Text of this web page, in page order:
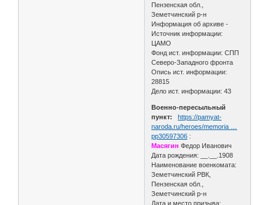
Пензенская обл.,
Земетчинский р-н
Информация об архиве -
Источник информации:
ЦАМО
Фонд ист. информации: СПП
Северо-Западного фронта
Опись ист. информации:
28815
Дело ист. информации: 43
Военно-пересыльный
пункт:
https://pamyat-
naroda.ru/heroes/memoria …
pp30597306 :
МасягинФедор Иванович
Дата рождения: __.__.1908
Наименование военкомата:
Земетчинский РВК,
Пензенская обл.,
Земетчинский р-н
Дата и место призыва: